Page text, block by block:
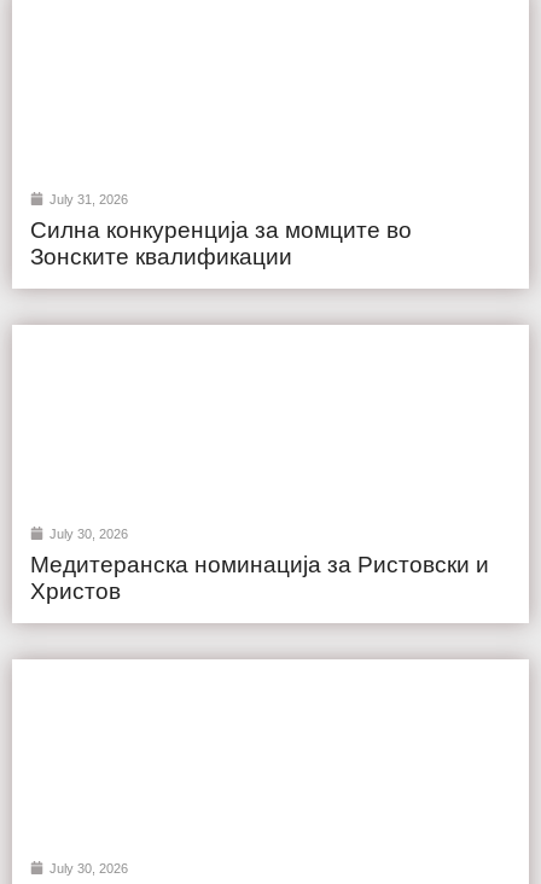
July 31, 2026
Силна конкуренција за момците во
Зонските квалификации
July 30, 2026
Медитеранска номинација за Ристовски и
Христов
July 30, 2026